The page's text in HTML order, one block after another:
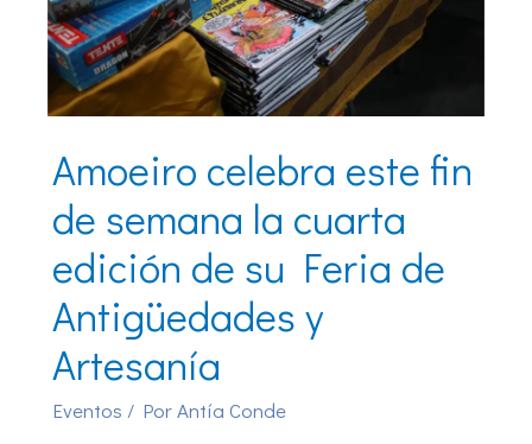
Amoeiro celebra este fin
de semana la cuarta
edición de su Feria de
Antigüedades y
Artesanía
Eventos / PorAntía Conde